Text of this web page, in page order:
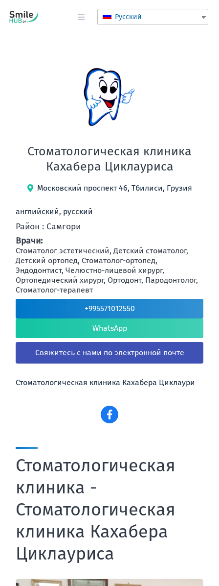
Русский
Стоматологическая клиника
Кахабера Циклауриса
Московский проспект 46, Тбилиси, Грузия
английский, русский
Район : Самгори
Врачи:
Стоматолог эстетический, Детский стоматолог,
Детский ортопед, Стоматолог-ортопед,
Эндодонтист, Челюстно-лицевой хирург,
Ортопедический хирург, Ортодонт, Пародонтолог,
Стоматолог-терапевт
+995571012550
WhatsApp
Свяжитесь с нами по электронной почте
Стоматологическая клиника Кахабера Циклаури
Стоматологическая
клиника -
Стоматологическая
клиника Кахабера
Циклауриса